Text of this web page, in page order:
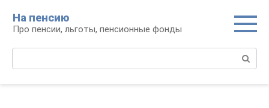
контенту
На пенсию
Про пенсии, льготы, пенсионные фонды